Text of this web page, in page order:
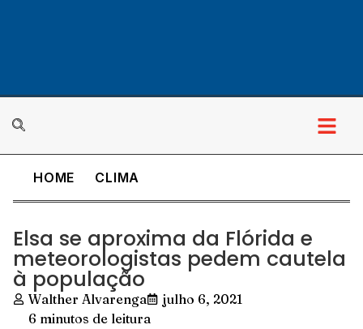
HOME CLIMA
Elsa se aproxima da Flórida e
meteorologistas pedem cautela
à população
Walther Alvarenga
julho 6, 2021
6 minutos de leitura